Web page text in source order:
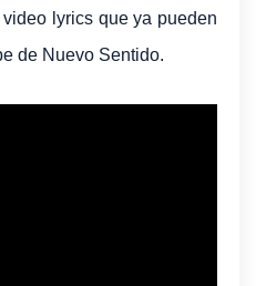
lyrics que ya pueden
de Nuevo Sentido.